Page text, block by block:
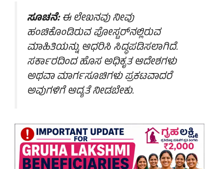
ಸೂಚನೆ:ಈ ಲೇಖನವು ನೀವು
ಹಂಚಿಕೊಂಡಿರುವ ಪೋಸ್ಟರ್‌ನಲ್ಲಿರುವ
ಮಾಹಿತಿಯನ್ನು ಆಧರಿಸಿ ಸಿದ್ಧಪಡಿಸಲಾಗಿದೆ.
ಸರ್ಕಾರದಿಂದ ಹೊಸ ಅಧಿಕೃತ ಆದೇಶಗಳು
ಅಥವಾ ಮಾರ್ಗಸೂಚಿಗಳು ಪ್ರಕಟವಾದರೆ
ಅವುಗಳಿಗೆ ಆದ್ಯತೆ ನೀಡಬೇಕು.